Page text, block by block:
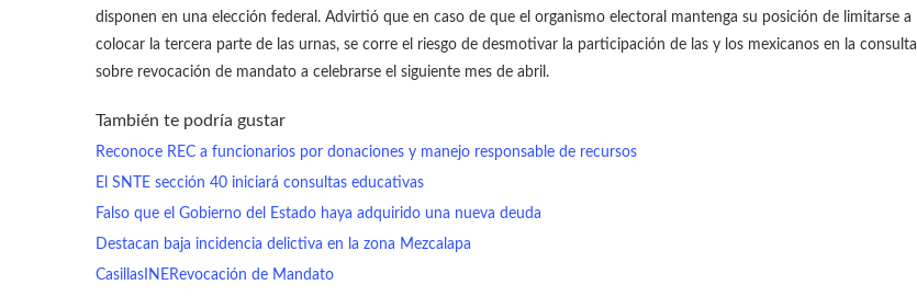
disponen en una elección federal. Advirtió que en caso de que el organismo electoral mantenga su posición de limitarse a
colocar la tercera parte de las urnas, se corre el riesgo de desmotivar la participación de las y los mexicanos en la consulta
sobre revocación de mandato a celebrarse el siguiente mes de abril.
También te podría gustar
Reconoce REC a funcionarios por donaciones y manejo responsable de recursos
El SNTE sección 40 iniciará consultas educativas
Falso que el Gobierno del Estado haya adquirido una nueva deuda
Destacan baja incidencia delictiva en la zona Mezcalapa
Casillas INERevocación de Mandato